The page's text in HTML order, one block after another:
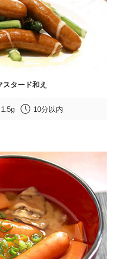
タード和え
1.5g 10分以内